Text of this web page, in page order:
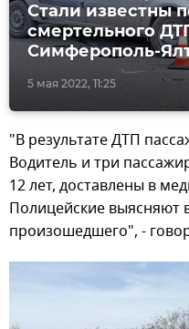
5 мая 2022, 11:25
Стали известны
смертельного
Симферополь-
"В результате ДТП
Водитель и три
12 лет, доставлены в
Полицейские выясняют
произошедшего", -